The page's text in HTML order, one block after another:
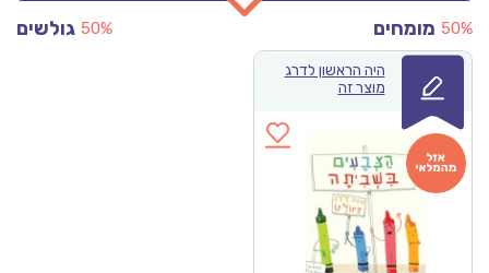
מומחים 50% גולשים 50%
היה הראשון לדרג
מוצר זה